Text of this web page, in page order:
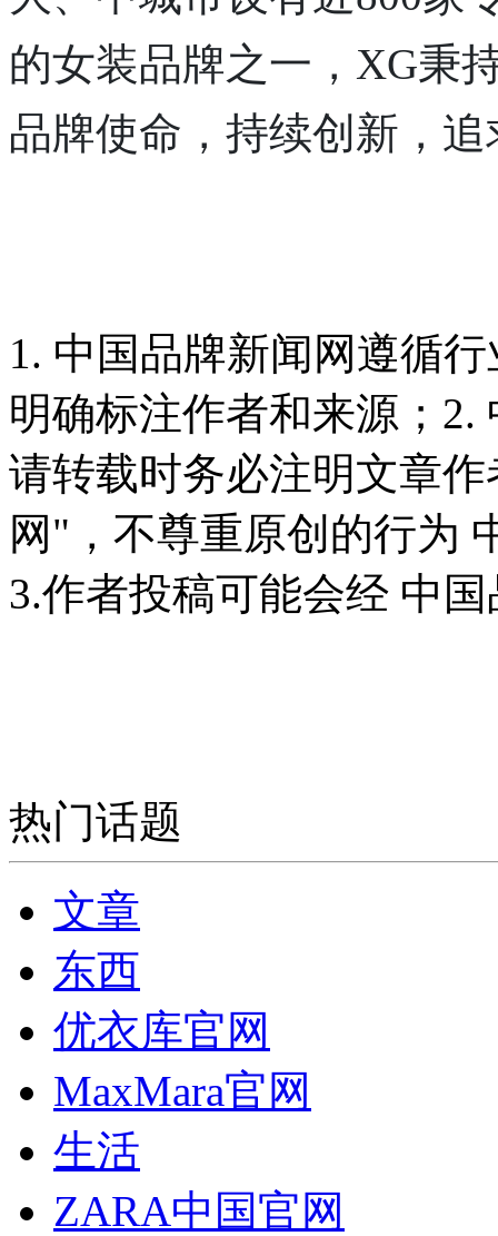
的女装品牌之一，XG秉
品牌使命，持续创新，
1. 中国品牌新闻网遵循
明确标注作者和来源；
请转载时务必注明文章
网"，不尊重原创的行为
3.作者投稿可能会经 中
热门话题
文章
东西
优衣库官网
MaxMara官网
生活
ZARA中国官网